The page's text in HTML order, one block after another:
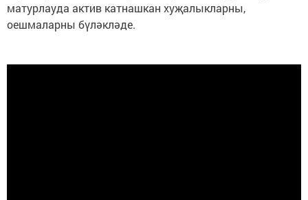
матурлауда актив катнашкан хуҗалыкларны,
оешмаларны бүләкләде.